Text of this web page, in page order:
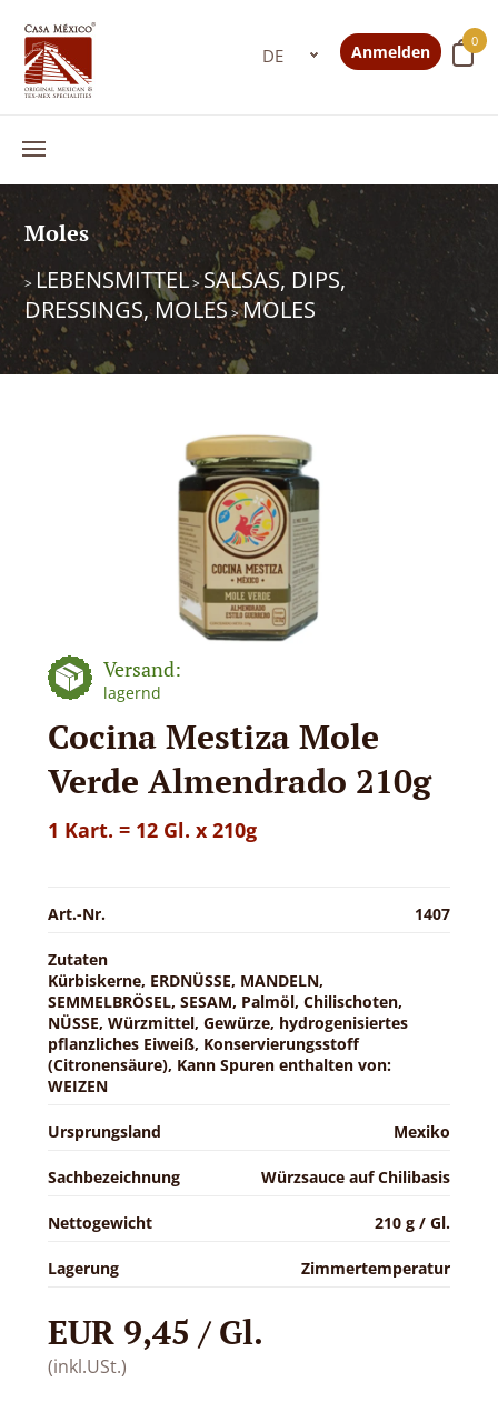
0
Anmelden
Moles
> LEBENSMITTEL>SALSAS, DIPS,
DRESSINGS, MOLES>MOLES
Versand:
lagernd
Cocina Mestiza Mole
Verde Almendrado 210g
1 Kart. = 12 Gl. x 210g
Art.-Nr. 1407
Zutaten
Kürbiskerne, ERDNÜSSE, MANDELN,
SEMMELBRÖSEL, SESAM, Palmöl, Chilischoten,
NÜSSE, Würzmittel, Gewürze, hydrogenisiertes
pflanzliches Eiweiß, Konservierungsstoff
(Citronensäure), Kann Spuren enthalten von:
WEIZEN
Ursprungsland Mexiko
Sachbezeichnung Würzsauce auf Chilibasis
Nettogewicht 210 g / Gl.
Lagerung Zimmertemperatur
EUR 9,45 / Gl.
(inkl.USt.)